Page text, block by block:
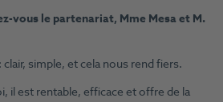
vous le partenariat, Mme Mesa et M.
clair, simple, et cela nous rend fiers.
il est rentable, efficace et offre de la